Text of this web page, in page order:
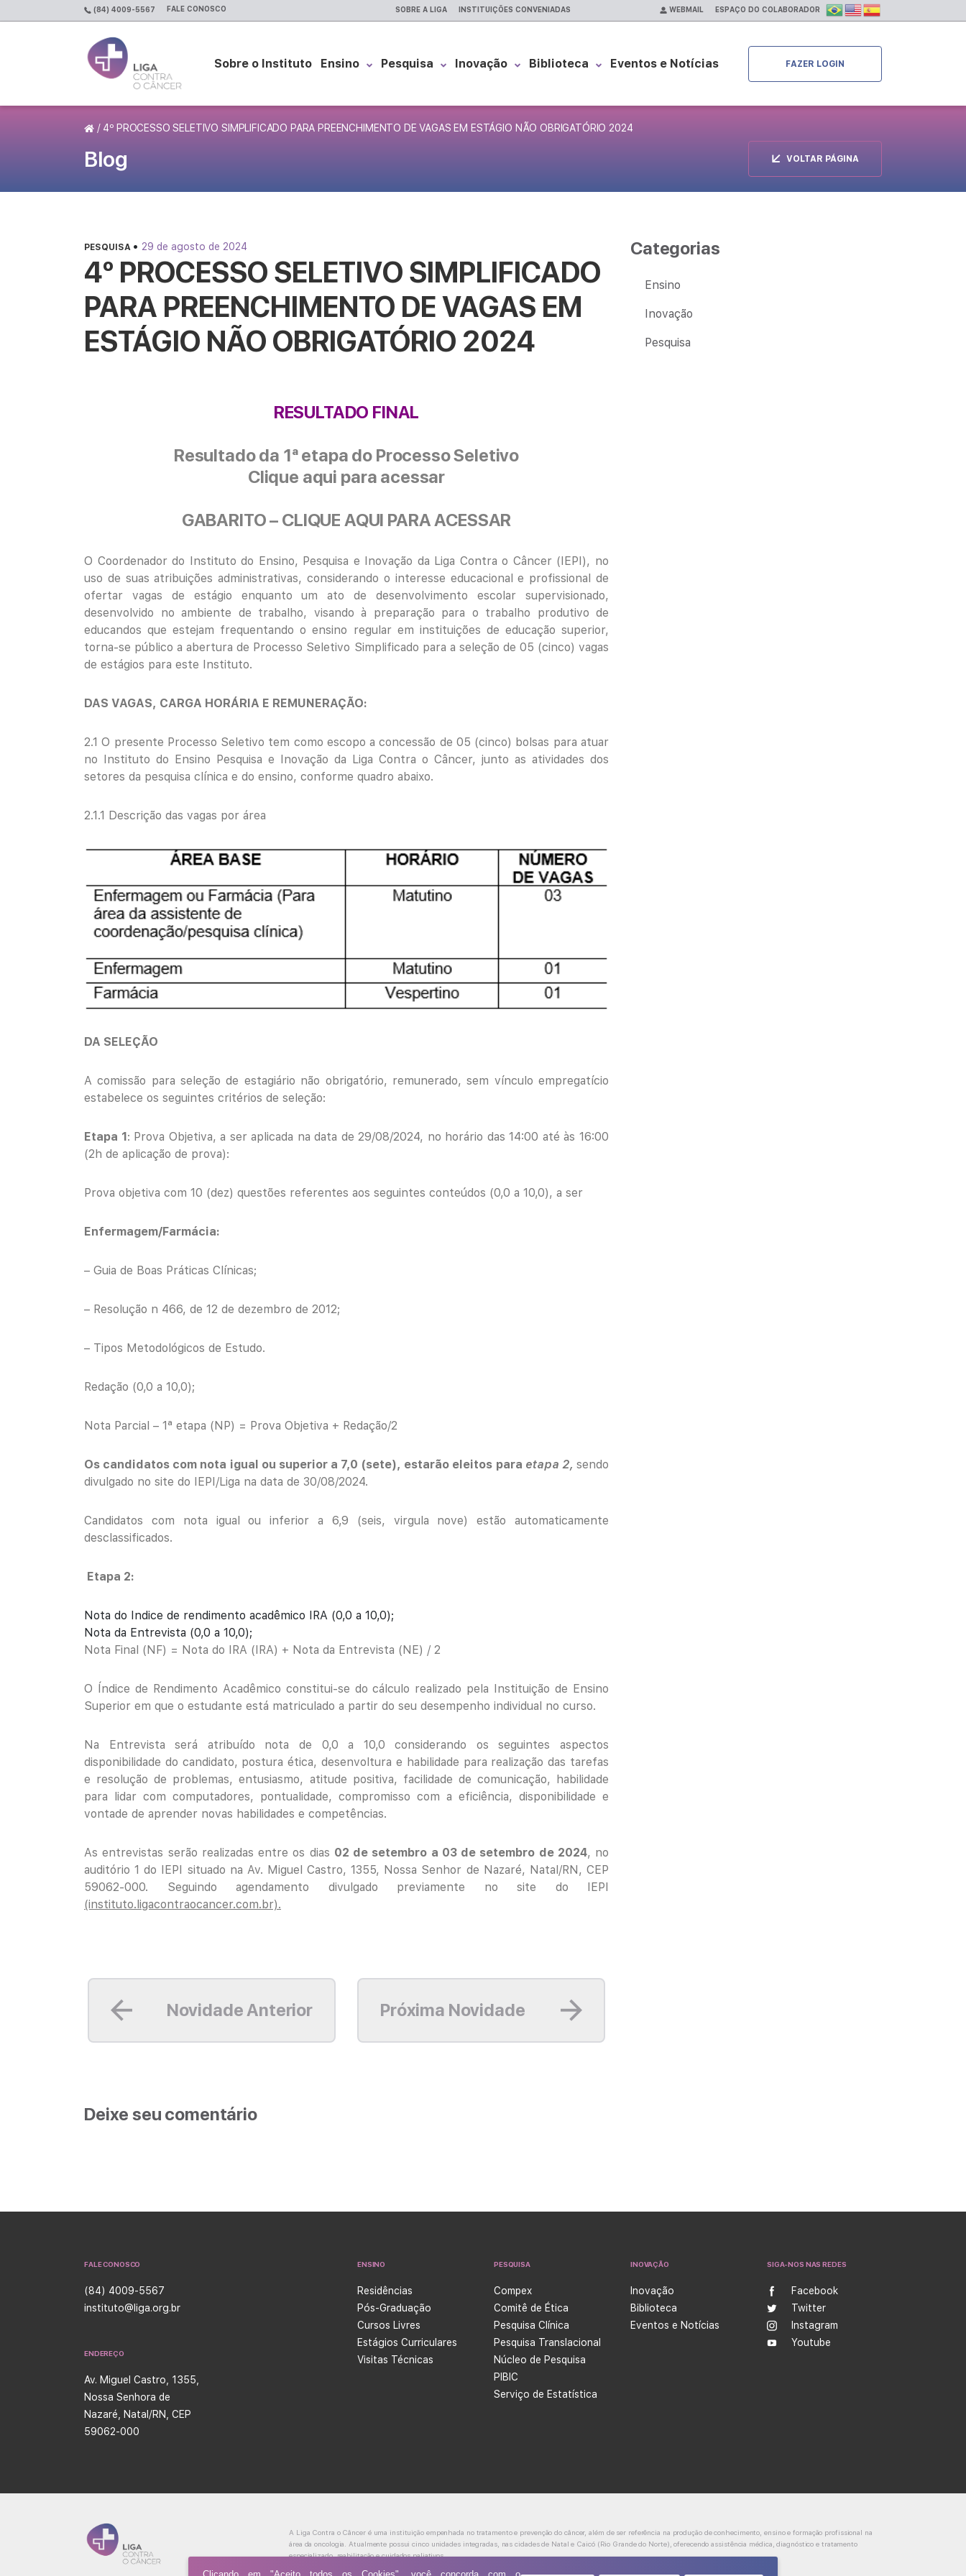
(84) 4009-5567 FALE CONOSCO SOBRE A LIGA INSTITUIÇÕES CONVENIADAS WEBMAIL ESPAÇO DO COLABORADOR
Sobre o Instituto Ensino Pesquisa Inovação Biblioteca Eventos e Notícias FAZER LOGIN
Página Inicial
/ 4º PROCESSO SELETIVO SIMPLIFICADO PARA PREENCHIMENTO DE VAGAS EM ESTÁGIO NÃO OBRIGATÓRIO 2024
Blog VOLTAR PÁGINA
PESQUISA • 29 de agosto de 2024
4º PROCESSO SELETIVO SIMPLIFICADO
PARA PREENCHIMENTO DE VAGAS EM
ESTÁGIO NÃO OBRIGATÓRIO 2024
RESULTADO FINAL
Resultado da 1ª etapa do Processo Seletivo
Clique aqui para acessar
GABARITO – CLIQUE AQUI PARA ACESSAR
O Coordenador do Instituto do Ensino, Pesquisa e Inovação da Liga Contra o Câncer (IEPI), no
uso de suas atribuições administrativas, considerando o interesse educacional e profissional de
ofertar vagas de estágio enquanto um ato de desenvolvimento escolar supervisionado,
desenvolvido no ambiente de trabalho, visando à preparação para o trabalho produtivo de
educandos que estejam frequentando o ensino regular em instituições de educação superior,
torna-se público a abertura de Processo Seletivo Simplificado para a seleção de 05 (cinco) vagas
de estágios para este Instituto.
DAS VAGAS, CARGA HORÁRIA E REMUNERAÇÃO:
2.1 O presente Processo Seletivo tem como escopo a concessão de 05 (cinco) bolsas para atuar
no Instituto do Ensino Pesquisa e Inovação da Liga Contra o Câncer, junto as atividades dos
setores da pesquisa clínica e do ensino, conforme quadro abaixo.
2.1.1 Descrição das vagas por área
DA SELEÇÃO
A comissão para seleção de estagiário não obrigatório, remunerado, sem vínculo empregatício
estabelece os seguintes critérios de seleção:
Etapa 1: Prova Objetiva, a ser aplicada na data de 29/08/2024, no horário das 14:00 até às 16:00
(2h de aplicação de prova):
Prova objetiva com 10 (dez) questões referentes aos seguintes conteúdos (0,0 a 10,0), a ser
Enfermagem/Farmácia:
– Guia de Boas Práticas Clínicas;
– Resolução n 466, de 12 de dezembro de 2012;
– Tipos Metodológicos de Estudo.
Redação (0,0 a 10,0);
Nota Parcial – 1ª etapa (NP) = Prova Objetiva + Redação/2
Os candidatos com nota igual ou superior a 7,0 (sete), estarão eleitos para etapa 2,sendo
divulgado no site do IEPI/Liga na data de 30/08/2024.
Candidatos com nota igual ou inferior a 6,9 (seis, virgula nove) estão automaticamente
desclassificados.
Etapa 2:
Nota do Indice de rendimento acadêmico IRA (0,0 a 10,0);
Nota da Entrevista (0,0 a 10,0);
Nota Final (NF) = Nota do IRA (IRA) + Nota da Entrevista (NE) / 2
O Índice de Rendimento Acadêmico constitui-se do cálculo realizado pela Instituição de Ensino
Superior em que o estudante está matriculado a partir do seu desempenho individual no curso.
Na Entrevista será atribuído nota de 0,0 a 10,0 considerando os seguintes aspectos
disponibilidade do candidato, postura ética, desenvoltura e habilidade para realização das tarefas
e resolução de problemas, entusiasmo, atitude positiva, facilidade de comunicação, habilidade
para lidar com computadores, pontualidade, compromisso com a eficiência, disponibilidade e
vontade de aprender novas habilidades e competências.
As entrevistas serão realizadas entre os dias 02 de setembro a 03 de setembro de 2024, no
auditório 1 do IEPI situado na Av. Miguel Castro, 1355, Nossa Senhor de Nazaré, Natal/RN, CEP
59062-000. Seguindo agendamento divulgado previamente no site do IEPI
(instituto.ligacontraocancer.com.br).
Novidade Anterior Próxima Novidade
Deixe seu comentário
Categorias
Ensino
Inovação
Pesquisa
FALE CONOSCO
(84) 4009-5567
instituto@liga.org.br
ENDEREÇO
Av. Miguel Castro, 1355,
Nossa Senhora de
Nazaré, Natal/RN, CEP
59062-000
ENSINO
Residências
Pós-Graduação
Cursos Livres
Estágios Curriculares
Visitas Técnicas
PESQUISA
Compex
Comitê de Ética
Pesquisa Clínica
Pesquisa Translacional
Núcleo de Pesquisa
PIBIC
Serviço de Estatística
INOVAÇÃO
Inovação
Biblioteca
Eventos e Notícias
SIGA-NOS NAS REDES
Facebook
Twitter
Instagram
Youtube
A Liga Contra o Câncer é uma instituição empenhada no tratamento e prevenção do câncer, além de ser referência na produção de conhecimento, ensino e formação profissional na
área da oncologia. Atualmente possui cinco unidades integradas, nas cidades de Natal e Caicó (Rio Grande do Norte), oferecendo assistência médica, diagnóstico e tratamento
especializado, reabilitação e cuidados paliativos.